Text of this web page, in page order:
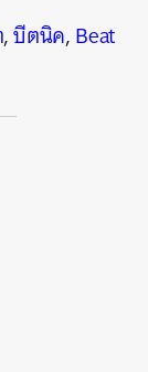
,บีตนิค,Beat